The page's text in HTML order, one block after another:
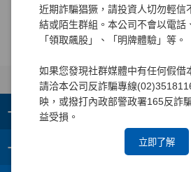
近期詐騙猖獗，請投資人切勿輕信
結或陌生群組。本公司不會以電話
「領取飆股」、「明牌體驗」等。
如果您發現社群媒體中有任何假借
請洽本公司反詐騙專線
映，或撥打內政部警政署165反詐
益受損。
立即了解
+ 集團成員
+